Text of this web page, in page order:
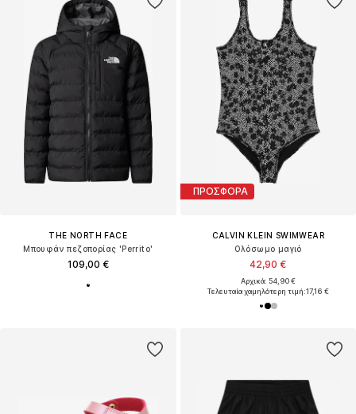
THE NORTH FACE
Μπουφάν πεζοπορίας 'Perrito'
109,00 €
ΠΡΟΣΦΟΡΑ
CALVIN KLEIN SWIMWEAR
Ολόσωμο μαγιό
42,90 €
Αρχικά: 54,90 €
Τελευταία χαμηλότερη τιμή:17,16 €